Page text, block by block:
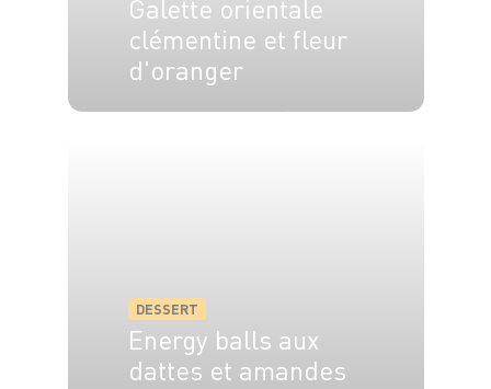
Galette orientale
clémentine et fleur
d'oranger
DESSERT
Energy balls aux
dattes et amandes